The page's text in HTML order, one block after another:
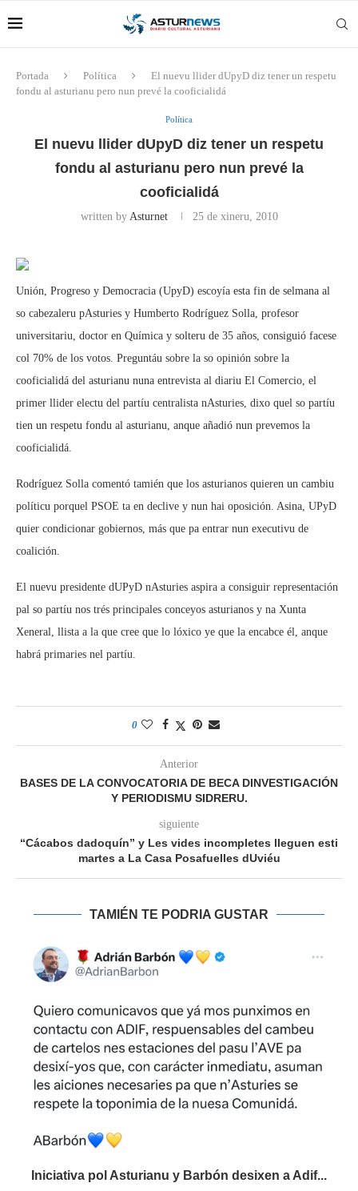
Portada Política
El nuevu llider dUpyD diz tener un respetu
fondu al asturianu pero nun prevé la cooficialidá
Política
El nuevu llider dUpyD diz tener un respetu
fondu al asturianu pero nun prevé la
cooficialidá
written by Asturnet 25 de xineru, 2010
Unión, Progreso y Democracia (UpyD) escoyía esta fin de selmana al
so cabezaleru pAsturies y Humberto Rodríguez Solla, profesor
universitariu, doctor en Química y solteru de 35 años, consiguió facese
col 70% de los votos. Preguntáu sobre la so opinión sobre la
cooficialidá del asturianu nuna entrevista al diariu El Comercio, el
primer llider electu del partíu centralista nAsturies, dixo quel so partíu
tien un respetu fondu al asturianu, anque añadió nun prevemos la
cooficialidá.
Rodríguez Solla comentó tamién que los asturianos quieren un cambiu
políticu porquel PSOE ta en declive y nun hai oposición. Asina, UPyD
quier condicionar gobiernos, más que pa entrar nun executivu de
coalición.
El nuevu presidente dUPyD nAsturies aspira a consiguir representación
pal so partíu nos trés principales conceyos asturianos y na Xunta
Xeneral, llista a la que cree que lo lóxico ye que la encabce él, anque
habrá primaries nel partíu.
0
Anterior
BASES DE LA CONVOCATORIA DE BECA DINVESTIGACIÓN
Y PERIODISMU SIDRERU.
siguiente
“Cácabos dadoquín” y Les vides incompletes lleguen esti
martes a La Casa Posafuelles dUviéu
TAMIÉN TE PODRIA GUSTAR
Iniciativa pol Asturianu y Barbón desixen a Adif...